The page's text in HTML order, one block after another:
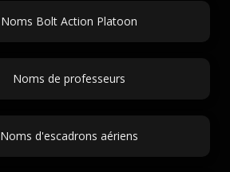
Noms Bolt Action Platoon
Noms de professeurs
Noms d'escadrons aériens